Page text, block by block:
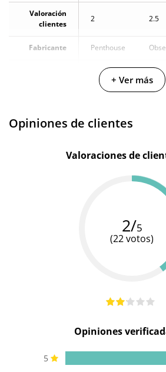
Valoración
clientes
2 2.5
Fabricante Penthouse
Negro Negro
Nylon -
+ Ver más
Opiniones de clientes
Valoraciones de
2/5
(22 votos)
Opiniones
5